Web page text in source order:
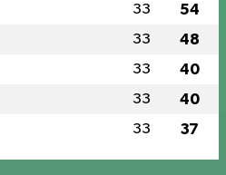
33 54
33 48
33 40
33 40
33 37